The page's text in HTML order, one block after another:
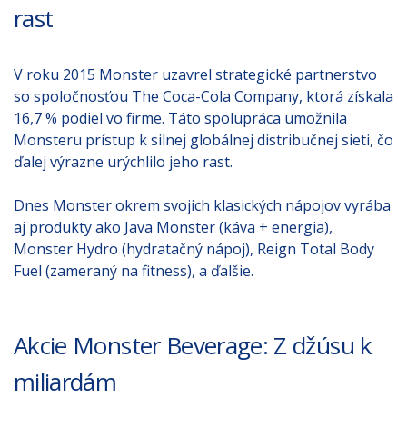
rast
V roku 2015 Monster uzavrel strategické partnerstvo
so spoločnosťou The Coca-Cola Company, ktorá získala
16,7 % podiel vo firme. Táto spolupráca umožnila
Monsteru prístup k silnej globálnej distribučnej sieti, čo
ďalej výrazne urýchlilo jeho rast.
Dnes Monster okrem svojich klasických nápojov vyrába
aj produkty ako Java Monster (káva + energia),
Monster Hydro (hydratačný nápoj), Reign Total Body
Fuel (zameraný na fitness), a ďalšie.
Akcie Monster Beverage: Z džúsu k
miliardám